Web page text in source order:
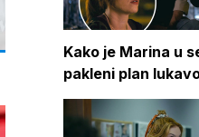
Kako je Marina u
pakleni plan